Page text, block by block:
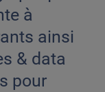
à
ainsi
& data
pour